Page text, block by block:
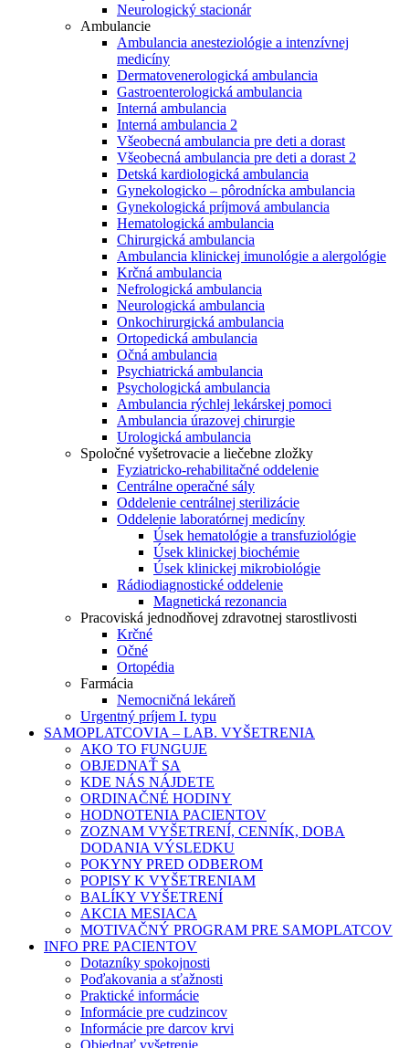
Neurologický stacionár
Ambulancie
Ambulancia anesteziológie a intenzívnej
medicíny
Dermatovenerologická ambulancia
Gastroenterologická ambulancia
Interná ambulancia
Interná ambulancia 2
Všeobecná ambulancia pre deti a dorast
Všeobecná ambulancia pre deti a dorast 2
Detská kardiologická ambulancia
Gynekologicko – pôrodnícka ambulancia
Gynekologická príjmová ambulancia
Hematologická ambulancia
Chirurgická ambulancia
Ambulancia klinickej imunológie a alergológie
Krčná ambulancia
Nefrologická ambulancia
Neurologická ambulancia
Onkochirurgická ambulancia
Ortopedická ambulancia
Očná ambulancia
Psychiatrická ambulancia
Psychologická ambulancia
Ambulancia rýchlej lekárskej pomoci
Ambulancia úrazovej chirurgie
Urologická ambulancia
Spoločné vyšetrovacie a liečebne zložky
Fyziatricko-rehabilitačné oddelenie
Centrálne operačné sály
Oddelenie centrálnej sterilizácie
Oddelenie laboratórnej medicíny
Úsek hematológie a transfuziológie
Úsek klinickej biochémie
Úsek klinickej mikrobiológie
Rádiodiagnostické oddelenie
Magnetická rezonancia
Pracoviská jednodňovej zdravotnej starostlivosti
Krčné
Očné
Ortopédia
Farmácia
Nemocničná lekáreň
Urgentný príjem I. typu
SAMOPLATCOVIA – LAB. VYŠETRENIA
AKO TO FUNGUJE
OBJEDNAŤ SA
KDE NÁS NÁJDETE
ORDINAČNÉ HODINY
HODNOTENIA PACIENTOV
ZOZNAM VYŠETRENÍ, CENNÍK, DOBA
DODANIA VÝSLEDKU
POKYNY PRED ODBEROM
POPISY K VYŠETRENIAM
BALÍKY VYŠETRENÍ
AKCIA MESIACA
MOTIVAČNÝ PROGRAM PRE SAMOPLATCOV
INFO PRE PACIENTOV
Dotazníky spokojnosti
Poďakovania a sťažnosti
Praktické informácie
Informácie pre cudzincov
Informácie pre darcov krvi
Objednať vyšetrenie